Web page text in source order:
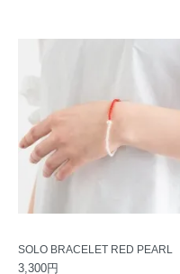
SOLO BRACELET RED PEARL
3,300円